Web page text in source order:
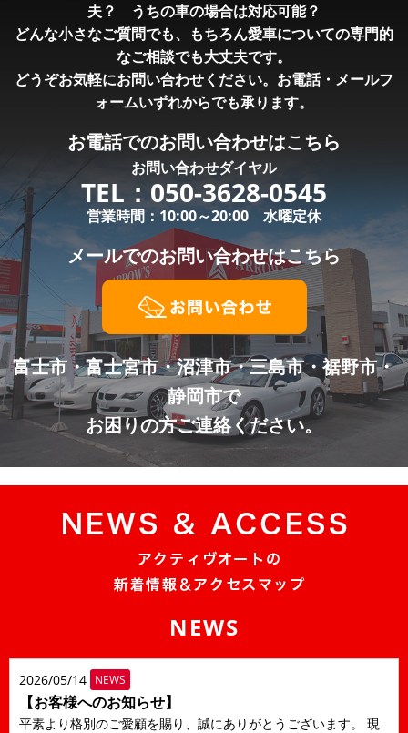
夫？ うちの車の場合は対応可能？
どんな小さなご質問でも、もちろん愛車についての専門的
なご相談でも大丈夫です。
どうぞお気軽にお問い合わせください。お電話・メールフ
ォームいずれからでも承ります。
お電話でのお問い合わせはこちら
お問い合わせダイヤル
TEL： 050-3628-0545
営業時間：10:00～20:00 水曜定休
メールでのお問い合わせはこちら
富士市・富士宮市・沼津市・三島市・裾野市・
静岡市で
お困りの方ご連絡ください。
NEWS
2026/05/14 NEWS
【お客様へのお知らせ】
平素より格別のご愛顧を賜り、誠にありがとうございます。 現